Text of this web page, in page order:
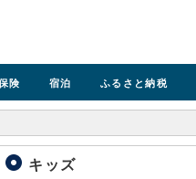
険 宿泊 ふるさと納税
キッズ